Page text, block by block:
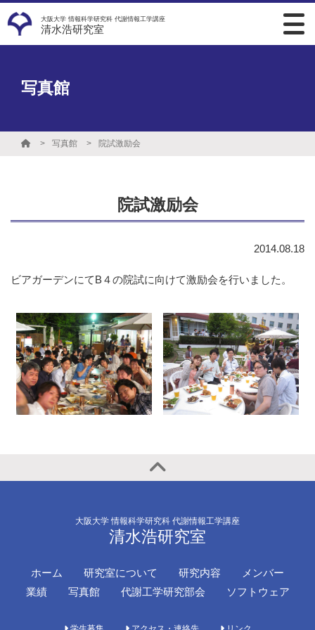
大阪大学 情報科学研究科 代謝情報工学講座
清水浩研究室
写真館
写真館 院試激励会
院試激励会
2014.08.18
ビアガーデンにてB４の院試に向けて激励会を行いました。
大阪大学 情報科学研究科 代謝情報工学講座
清水浩研究室
ホーム 研究室について 研究内容
メンバー
業績
写真館 代謝工学研究部会 ソフトウェア